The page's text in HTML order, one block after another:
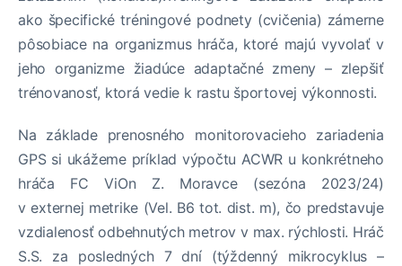
ako špecifické tréningové podnety (cvičenia) zámerne
pôsobiace na organizmus hráča, ktoré majú vyvolať v
jeho organizme žiadúce adaptačné zmeny – zlepšiť
trénovanosť, ktorá vedie k rastu športovej výkonnosti.
Na základe prenosného monitorovacieho zariadenia
GPS si ukážeme príklad výpočtu ACWR u konkrétneho
hráča FC ViOn Z. Moravce (sezóna 2023/24)
v externej metrike (Vel. B6 tot. dist. m), čo predstavuje
vzdialenosť odbehnutých metrov v max. rýchlosti. Hráč
S.S. za posledných 7 dní (týždenný mikrocyklus –